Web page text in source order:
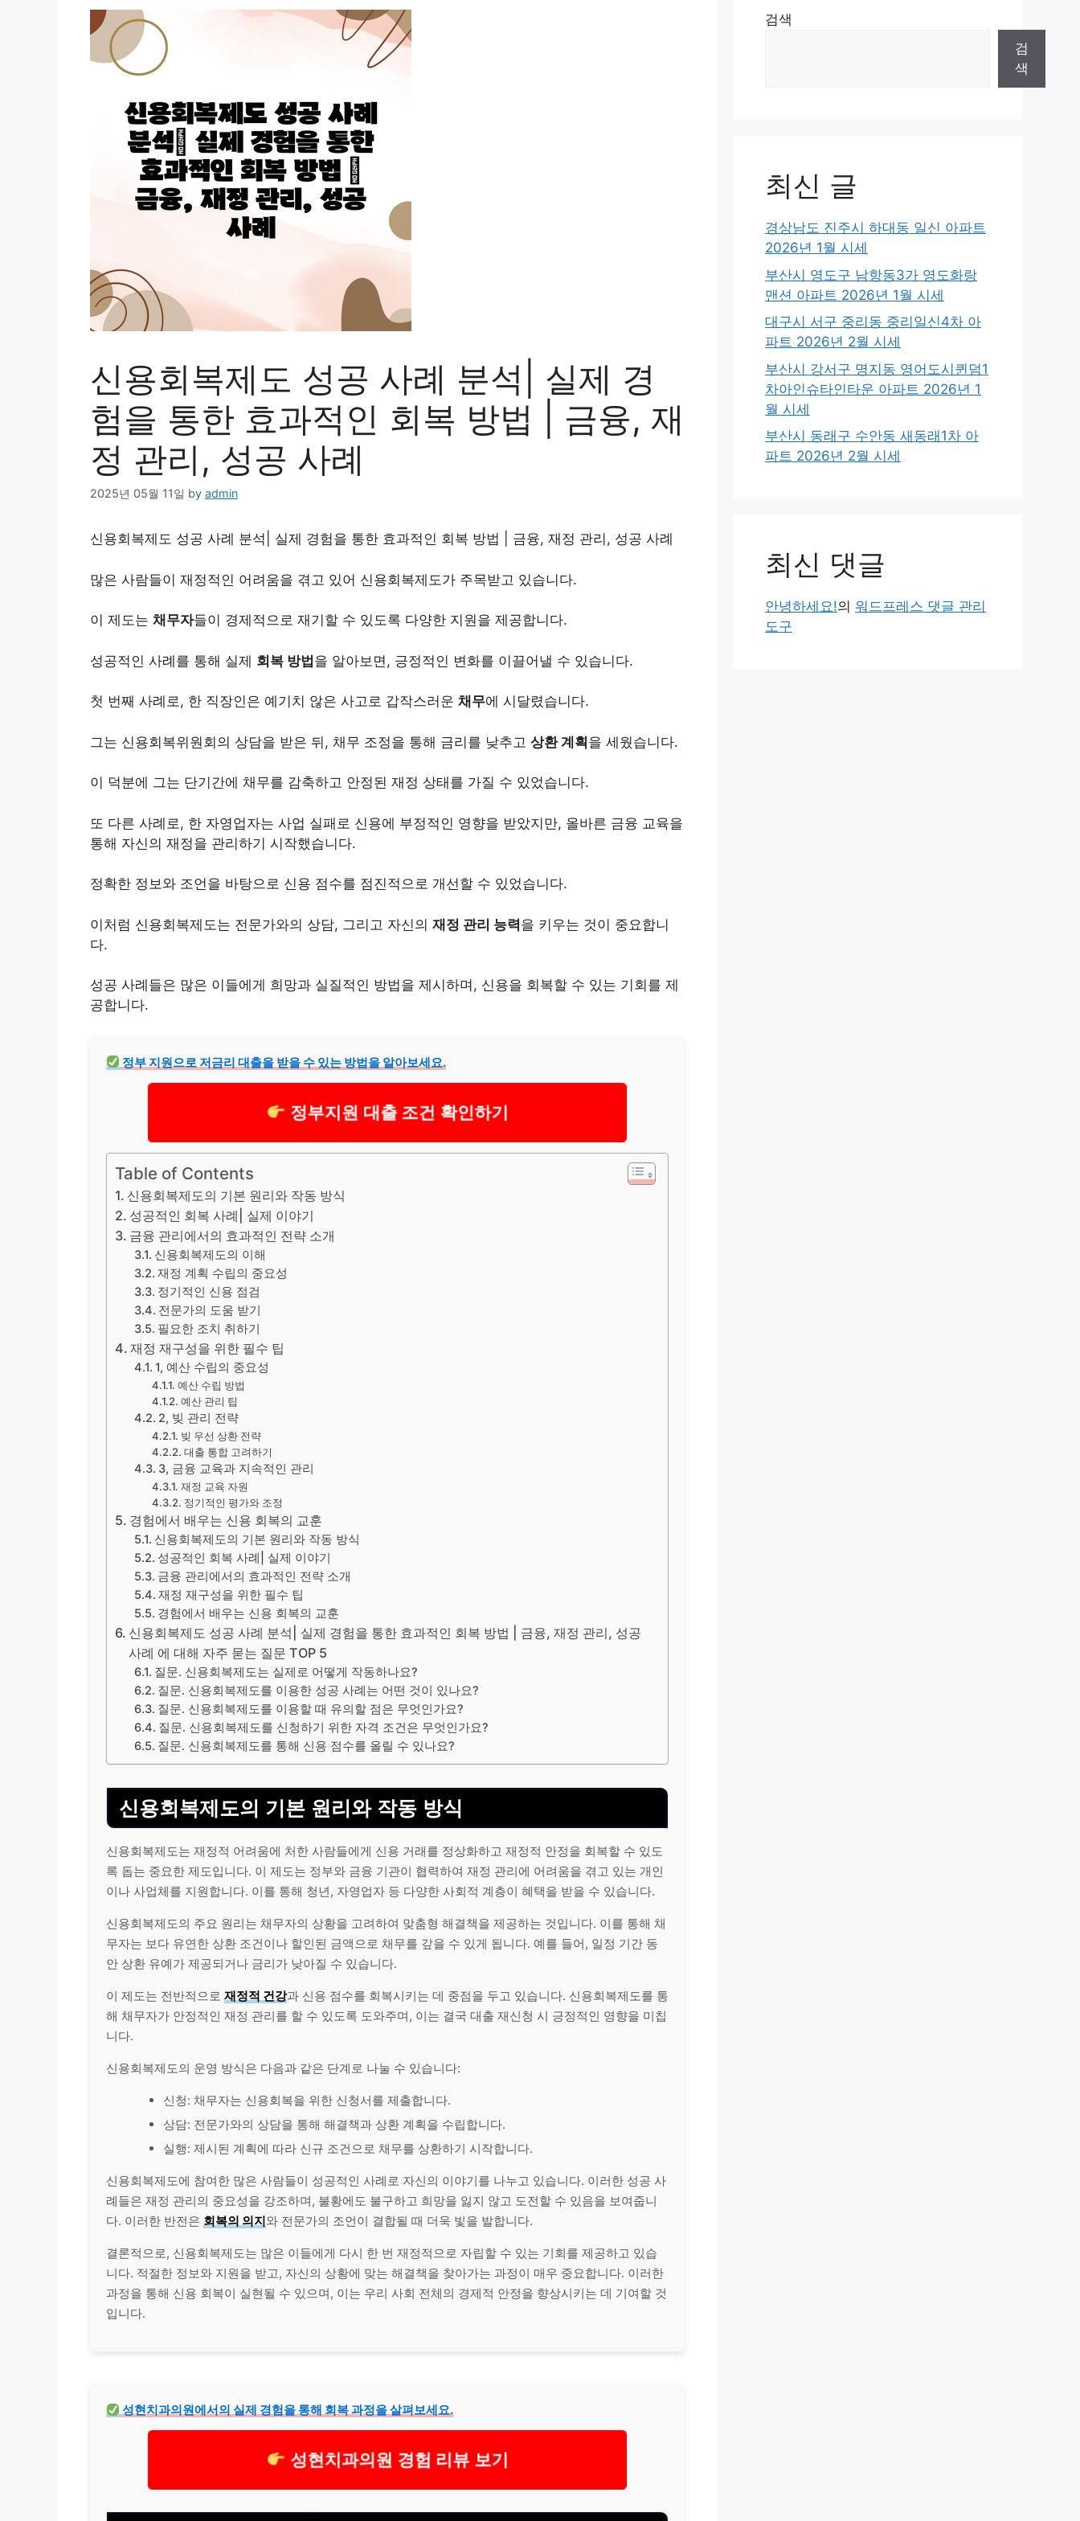
신용회복제도 성공 사례 분석| 실제 경
험을 통한 효과적인 회복 방법 | 금융, 재
정 관리, 성공 사례
2025년 05월 11일 by admin
신용회복제도 성공 사례 분석| 실제 경험을 통한 효과적인 회복 방법 | 금융, 재정 관리, 성공 사례
많은 사람들이 재정적인 어려움을 겪고 있어 신용회복제도가 주목받고 있습니다.
이 제도는 채무자들이 경제적으로 재기할 수 있도록 다양한 지원을 제공합니다.
성공적인 사례를 통해 실제 회복 방법을 알아보면, 긍정적인 변화를 이끌어낼 수 있습니다.
첫 번째 사례로, 한 직장인은 예기치 않은 사고로 갑작스러운 채무에 시달렸습니다.
그는 신용회복위원회의 상담을 받은 뒤, 채무 조정을 통해 금리를 낮추고 상환 계획을 세웠습니다.
이 덕분에 그는 단기간에 채무를 감축하고 안정된 재정 상태를 가질 수 있었습니다.
또 다른 사례로, 한 자영업자는 사업 실패로 신용에 부정적인 영향을 받았지만, 올바른 금융 교육을
통해 자신의 재정을 관리하기 시작했습니다.
정확한 정보와 조언을 바탕으로 신용 점수를 점진적으로 개선할 수 있었습니다.
이처럼 신용회복제도는 전문가와의 상담, 그리고 자신의 재정 관리 능력을 키우는 것이 중요합니
다.
성공 사례들은 많은 이들에게 희망과 실질적인 방법을 제시하며, 신용을 회복할 수 있는 기회를 제
공합니다.
정부 지원으로 저금리대출을 받을 수 있는 방법을 알아보세요.
정부지원 대출 조건 확인하기
Table of Contents
신용회복제도의 기본 원리와 작동 방식
성공적인 회복 사례| 실제 이야기
금융 관리에서의 효과적인 전략 소개
신용회복제도의 이해
재정 계획 수립의 중요성
정기적인 신용 점검
전문가의 도움 받기
필요한 조치 취하기
재정 재구성을 위한 필수 팁
1, 예산 수립의 중요성
예산 수립 방법
예산 관리 팁
2, 빚 관리 전략
빚 우선 상환 전략
대출 통합 고려하기
3, 금융 교육과 지속적인 관리
재정 교육 자원
정기적인 평가와 조정
경험에서 배우는 신용 회복의 교훈
신용회복제도의 기본 원리와 작동 방식
성공적인 회복 사례| 실제 이야기
금융 관리에서의 효과적인 전략 소개
재정 재구성을 위한 필수 팁
경험에서 배우는 신용 회복의 교훈
신용회복제도 성공 사례 분석| 실제 경험을 통한 효과적인 회복 방법 | 금융, 재정 관리, 성공
사례 에 대해 자주 묻는 질문 TOP 5
질문. 신용회복제도는 실제로 어떻게 작동하나요?
질문. 신용회복제도를 이용한 성공 사례는 어떤 것이 있나요?
질문. 신용회복제도를 이용할 때 유의할 점은 무엇인가요?
질문. 신용회복제도를 신청하기 위한 자격 조건은 무엇인가요?
질문. 신용회복제도를 통해 신용 점수를 올릴 수 있나요?
신용회복제도의 기본 원리와 작동 방식
신용회복제도는 재정적 어려움에 처한 사람들에게 신용 거래를 정상화하고 재정적 안정을 회복할 수 있도
록 돕는 중요한 제도입니다. 이 제도는 정부와 금융 기관이 협력하여 재정 관리에 어려움을 겪고 있는 개인
이나 사업체를 지원합니다. 이를 통해 청년, 자영업자 등 다양한 사회적 계층이 혜택을 받을 수 있습니다.
신용회복제도의 주요 원리는 채무자의 상황을 고려하여 맞춤형 해결책을 제공하는 것입니다. 이를 통해 채
무자는 보다 유연한 상환 조건이나 할인된 금액으로 채무를 갚을 수 있게 됩니다. 예를 들어, 일정 기간 동
안 상환 유예가 제공되거나 금리가 낮아질 수 있습니다.
이 제도는 전반적으로 재정적 건강과 신용 점수를 회복시키는 데 중점을 두고 있습니다. 신용회복제도를 통
해 채무자가 안정적인 재정 관리를 할 수 있도록 도와주며, 이는 결국 대출 재신청 시 긍정적인 영향을 미칩
니다.
신용회복제도의 운영 방식은 다음과 같은 단계로 나눌 수 있습니다:
신청: 채무자는 신용회복을 위한 신청서를 제출합니다.
상담: 전문가와의 상담을 통해 해결책과 상환 계획을 수립합니다.
실행: 제시된 계획에 따라 신규 조건으로 채무를 상환하기 시작합니다.
신용회복제도에 참여한 많은 사람들이 성공적인 사례로 자신의 이야기를 나누고 있습니다. 이러한 성공 사
례들은 재정 관리의 중요성을 강조하며, 불황에도 불구하고 희망을 잃지 않고 도전할 수 있음을 보여줍니
다. 이러한 반전은 회복의 의지와 전문가의 조언이 결합될 때 더욱 빛을 발합니다.
결론적으로, 신용회복제도는 많은 이들에게 다시 한 번 재정적으로 자립할 수 있는 기회를 제공하고 있습
니다. 적절한 정보와 지원을 받고, 자신의 상황에 맞는 해결책을 찾아가는 과정이 매우 중요합니다. 이러한
과정을 통해 신용 회복이 실현될 수 있으며, 이는 우리 사회 전체의 경제적 안정을 향상시키는 데 기여할 것
입니다.
성현치과의원에서의 실제 경험을 통해 회복 과정을 살펴보세요.
성현치과의원 경험 리뷰 보기
검색
검
색
최신 글
경상남도 진주시 하대동 일신 아파트
2026년 1월 시세
부산시 영도구 남항동3가 영도화랑
맨션 아파트 2026년 1월 시세
대구시 서구 중리동 중리일신4차 아
파트 2026년 2월 시세
부산시 강서구 명지동 영어도시퀸덤1
차아인슈타인타운 아파트 2026년 1
월 시세
부산시 동래구 수안동 새동래1차 아
파트 2026년 2월 시세
최신 댓글
안녕하세요!의 워드프레스 댓글 관리
도구